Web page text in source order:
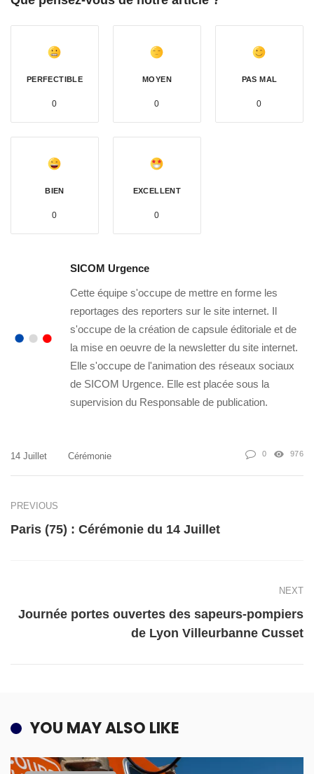
PERFECTIBLE
0
MOYEN
0
PAS MAL
0
BIEN
0
EXCELLENT
0
SICOM Urgence
Cette équipe s'occupe de mettre en forme les
reportages des reporters sur le site internet. Il
s'occupe de la création de capsule éditoriale et de
la mise en oeuvre de la newsletter du site internet.
Elle s'occupe de l'animation des réseaux sociaux
de SICOM Urgence. Elle est placée sous la
supervision du Responsable de publication.
14 Juillet Cérémonie 0 976
PREVIOUS
Paris (75) : Cérémonie du 14 Juillet
NEXT
Journée portes ouvertes des sapeurs-pompiers
de Lyon Villeurbanne Cusset
YOU MAY ALSO LIKE